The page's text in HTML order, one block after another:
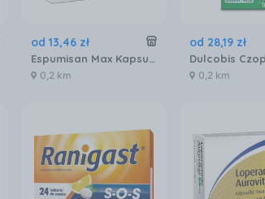
od 13,46 zł
Espumisan Max Kapsułki 140Mg X 20
0,2 km
od 28,19 zł
0,2 km